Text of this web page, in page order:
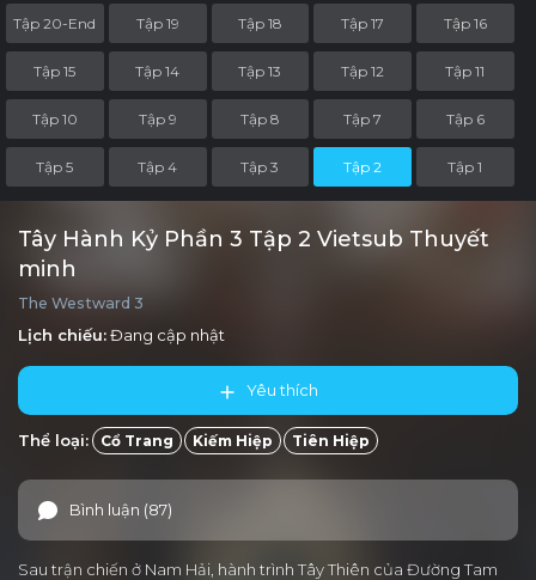
Tập 20-End Tập 19 Tập 18 Tập 17 Tập 16
Tập 15 Tập 14 Tập 13 Tập 12 Tập 11
Tập 10 Tập 9 Tập 8 Tập 7 Tập 6
Tập 5 Tập 4 Tập 3 Tập 2 Tập 1
Tây Hành Kỷ Phần 3 Tập 2 Vietsub Thuyết
minh
The Westward 3
Lịch chiếu:Đang cập nhật
Yêu thích
Thể loại: Cổ Trang Kiếm Hiệp Tiên Hiệp
Bình luận (87)
Sau trận chiến ở Nam Hải, hành trình Tây Thiên của Đường Tam